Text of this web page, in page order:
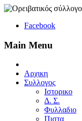
Facebook
Main Menu
Αρχικη
Συλλογος
Ιστορικο
Δ. Σ.
Φυλλαδιο
Πιστα